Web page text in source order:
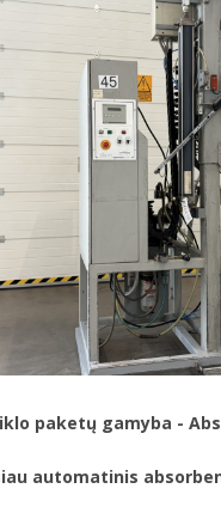
paketų gamyba -
automatinis